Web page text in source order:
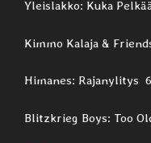
Yleislakko: Kuka
Kimmo Kalaja &
Himanes: Rajanylitys
Blitzkrieg Boys: Too